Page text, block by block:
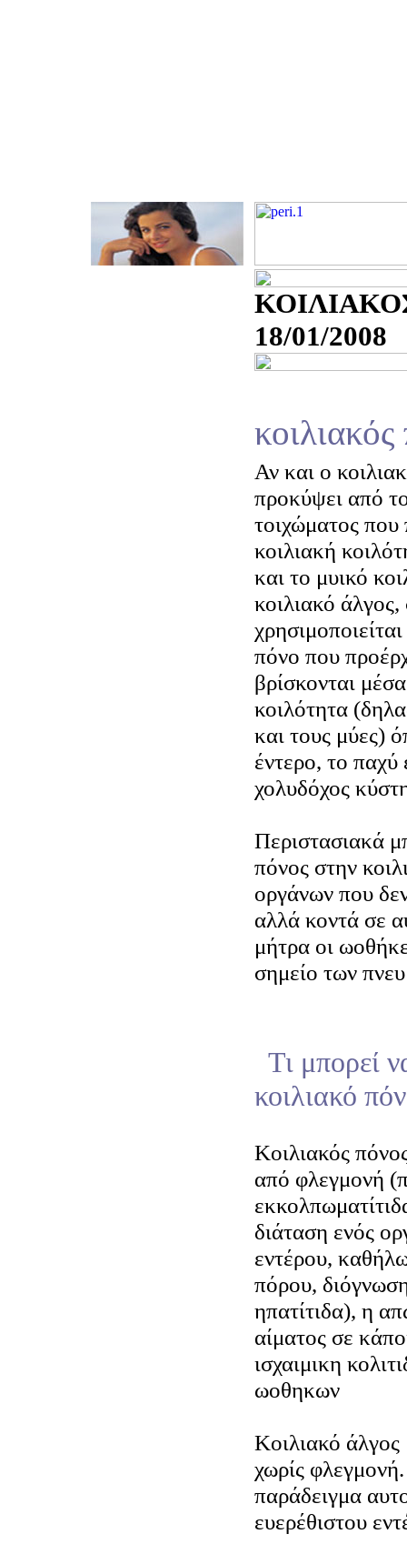
18/01/2008
Αν και ο
προκύψει από
τοιχώματος που
κοιλιακή
και το μυικό
κοιλιακό
πόνο που
βρίσκονται
κοιλότητα
και τους μύες)
έντερο, το
χολυδόχος
Περιστασιακά
πόνος στην
οργάνων που
αλλά κοντά σε
μήτρα οι
σημείο των
Τι μπορεί
κοιλιακό
Κοιλιακός
από φλεγμονή
διάταση ενός
εντέρου,
πόρου,
ηπατίτιδα), η
αίματος σε
ισχαιμικη
ωοθηκων
Κοιλιακό άλγος
χωρίς
παράδειγμα
ευερέθιστου